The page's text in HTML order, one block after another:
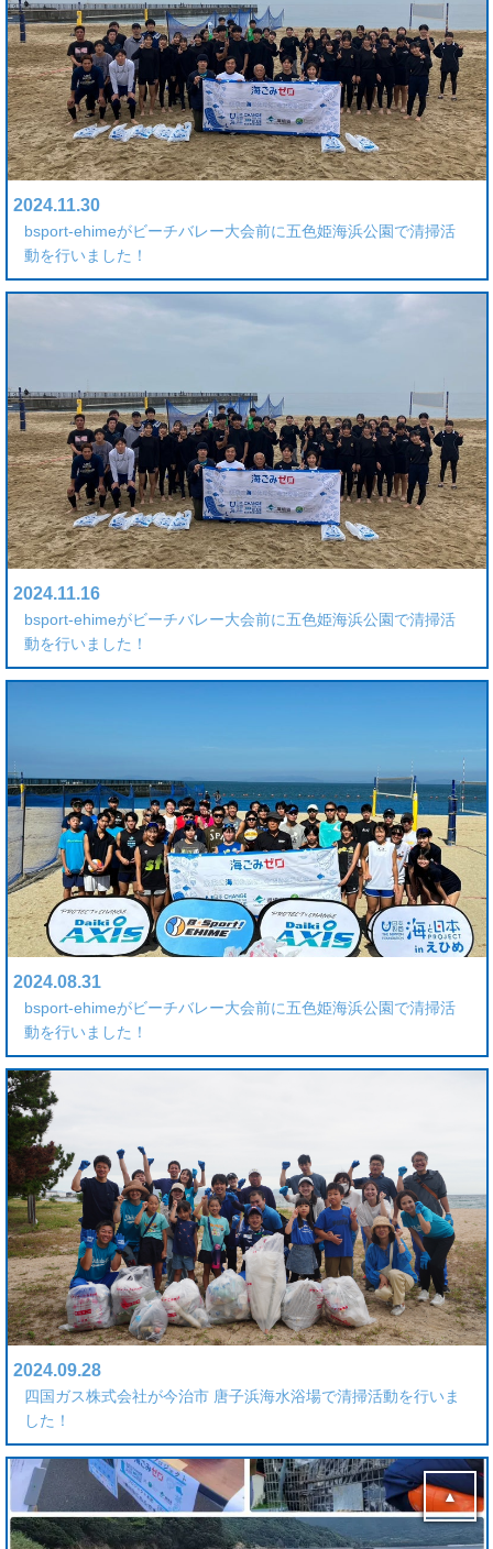
2024.11.30
bsport-ehimeがビーチバレー大会前に五色姫海浜公園で清掃活
動を行いました！
2024.11.16
bsport-ehimeがビーチバレー大会前に五色姫海浜公園で清掃活
動を行いました！
2024.08.31
bsport-ehimeがビーチバレー大会前に五色姫海浜公園で清掃活
動を行いました！
2024.09.28
四国ガス株式会社が今治市 唐子浜海水浴場で清掃活動を行いま
した！
▲